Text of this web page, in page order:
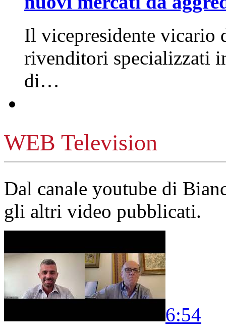
Il vicepresidente vicario
rivenditori specializzati
di…
WEB Television
Dal canale youtube di
gli altri video pubblicati.
6:54